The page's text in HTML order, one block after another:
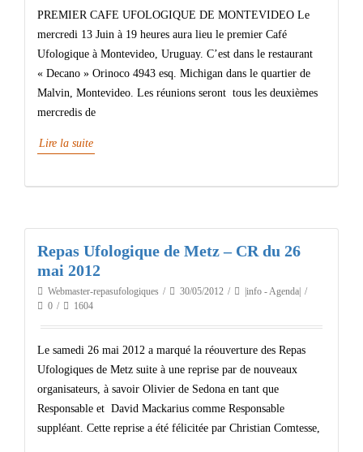
PREMIER CAFE UFOLOGIQUE DE MONTEVIDEO Le
mercredi 13 Juin à 19 heures aura lieu le premier Café
Ufologique à Montevideo, Uruguay. C’est dans le restaurant
« Decano » Orinoco 4943 esq. Michigan dans le quartier de
Malvin, Montevideo. Les réunions seront tous les deuxièmes
mercredis de
Lire la suite
Repas Ufologique de Metz – CR du 26
mai 2012
Webmaster-repasufologiques 30/05/2012
|info - Agenda|
0
1604
Le samedi 26 mai 2012 a marqué la réouverture des Repas
Ufologiques de Metz suite à une reprise par de nouveaux
organisateurs, à savoir Olivier de Sedona en tant que
Responsable et David Mackarius comme Responsable
suppléant. Cette reprise a été félicitée par Christian Comtesse,